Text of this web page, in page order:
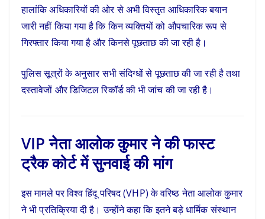
हालांकि अधिकारियों की ओर से अभी विस्तृत आधिकारिक बयान
जारी नहीं किया गया है कि किन व्यक्तियों को औपचारिक रूप से
गिरफ्तार किया गया है और किनसे पूछताछ की जा रही है।
पुलिस सूत्रों के अनुसार सभी संदिग्धों से पूछताछ की जा रही है तथा
दस्तावेजों और डिजिटल रिकॉर्ड की भी जांच की जा रही है।
VIP नेता आलोक कुमार ने की फास्ट
ट्रैक कोर्ट में सुनवाई की मांग
इस मामले पर विश्व हिंदू परिषद (VHP) के वरिष्ठ नेता आलोक कुमार
ने भी प्रतिक्रिया दी है। उन्होंने कहा कि इतने बड़े धार्मिक संस्थान